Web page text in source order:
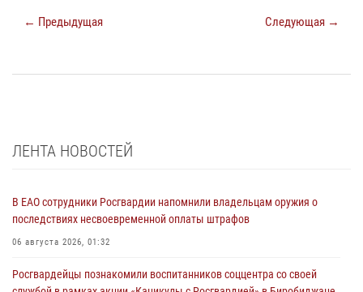
← Предыдущая Следующая →
ЛЕНТА НОВОСТЕЙ
В ЕАО сотрудники Росгвардии напомнили владельцам оружия о
последствиях несвоевременной оплаты штрафов
06 августа 2026, 01:32
Росгвардейцы познакомили воспитанников соццентра со своей